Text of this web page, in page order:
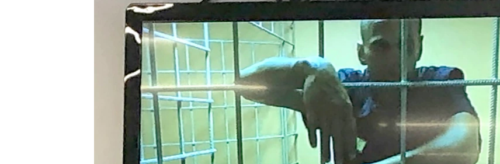
УКРАИНСКАЯ ПРОБЛЕМА КРЫМА